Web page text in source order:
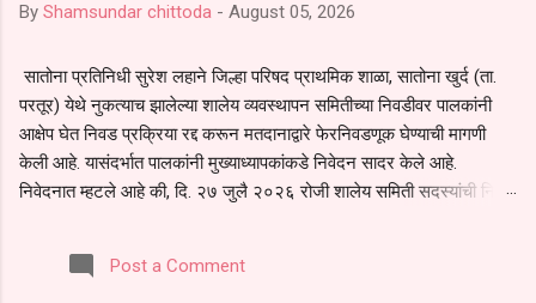
By Shamsundar chittoda - August 05, 2026
सातोना प्रतिनिधी सुरेश लहाने जिल्हा परिषद प्राथमिक शाळा, सातोना खुर्द (ता.
परतूर) येथे नुकत्याच झालेल्या शालेय व्यवस्थापन समितीच्या निवडीवर पालकांनी
आक्षेप घेत निवड प्रक्रिया रद्द करून मतदानाद्वारे फेरनिवडणूक घेण्याची मागणी
केली आहे. यासंदर्भात पालकांनी मुख्याध्यापकांकडे निवेदन सादर केले आहे.
निवेदनात म्हटले आहे की, दि. २७ जुलै २०२६ रोजी शालेय समिती सदस्यांची निवड
पालकांना देण्यात आली नसल्याने मोठ्या संख्येने पालक बैठकीस उपस्थित राहू शकले
नाहीत. तसेच सर्व पालकांना विश्वासात न घेता निवड प्रक्रिया पूर्ण करण्यात
Post a Comment